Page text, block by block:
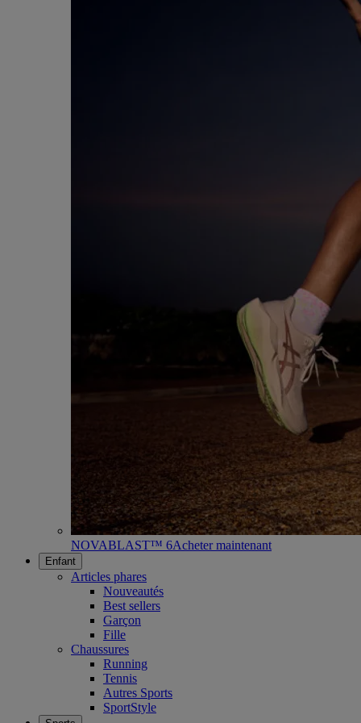
NOVABLAST™ 6Acheter maintenant
Enfant
Articles phares
Nouveautés
Best sellers
Garçon
Fille
Chaussures
Running
Tennis
Autres Sports
SportStyle